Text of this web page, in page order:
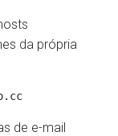
da própria
de e-mail